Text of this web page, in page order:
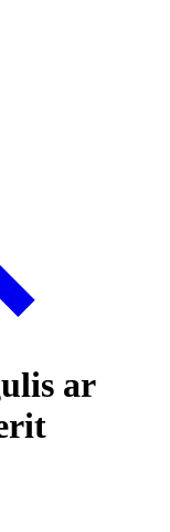
ar